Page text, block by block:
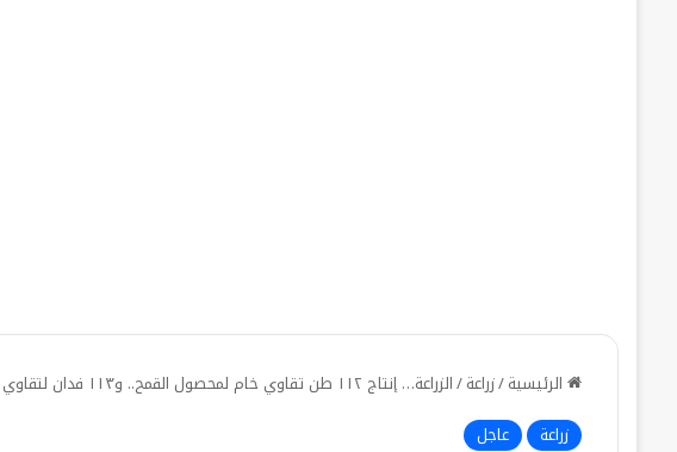
الرئيسية/زراعة/الزراعة… إنتاج ١١٢ طن تقاوي خام لمحصول القمح.. و١١٣ فدان لتقاوي الأرز و ١٥ فدان للذرة الشامية
زراعة
عاجل